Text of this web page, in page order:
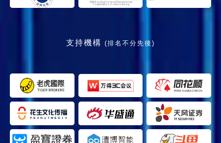
支持機構 (排名不分先後)